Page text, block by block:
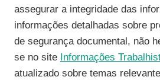
assegurar a integridade das
informações detalhadas sobre
de segurança documental, não
se no site Informações
atualizado sobre temas